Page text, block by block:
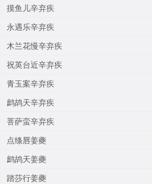
摸鱼儿辛弃疾
永遇乐辛弃疾
木兰花慢辛弃疾
祝英台近辛弃疾
青玉案辛弃疾
鹧鸪天辛弃疾
菩萨蛮辛弃疾
点绦唇姜夔
鹧鸪天姜夔
踏莎行姜夔